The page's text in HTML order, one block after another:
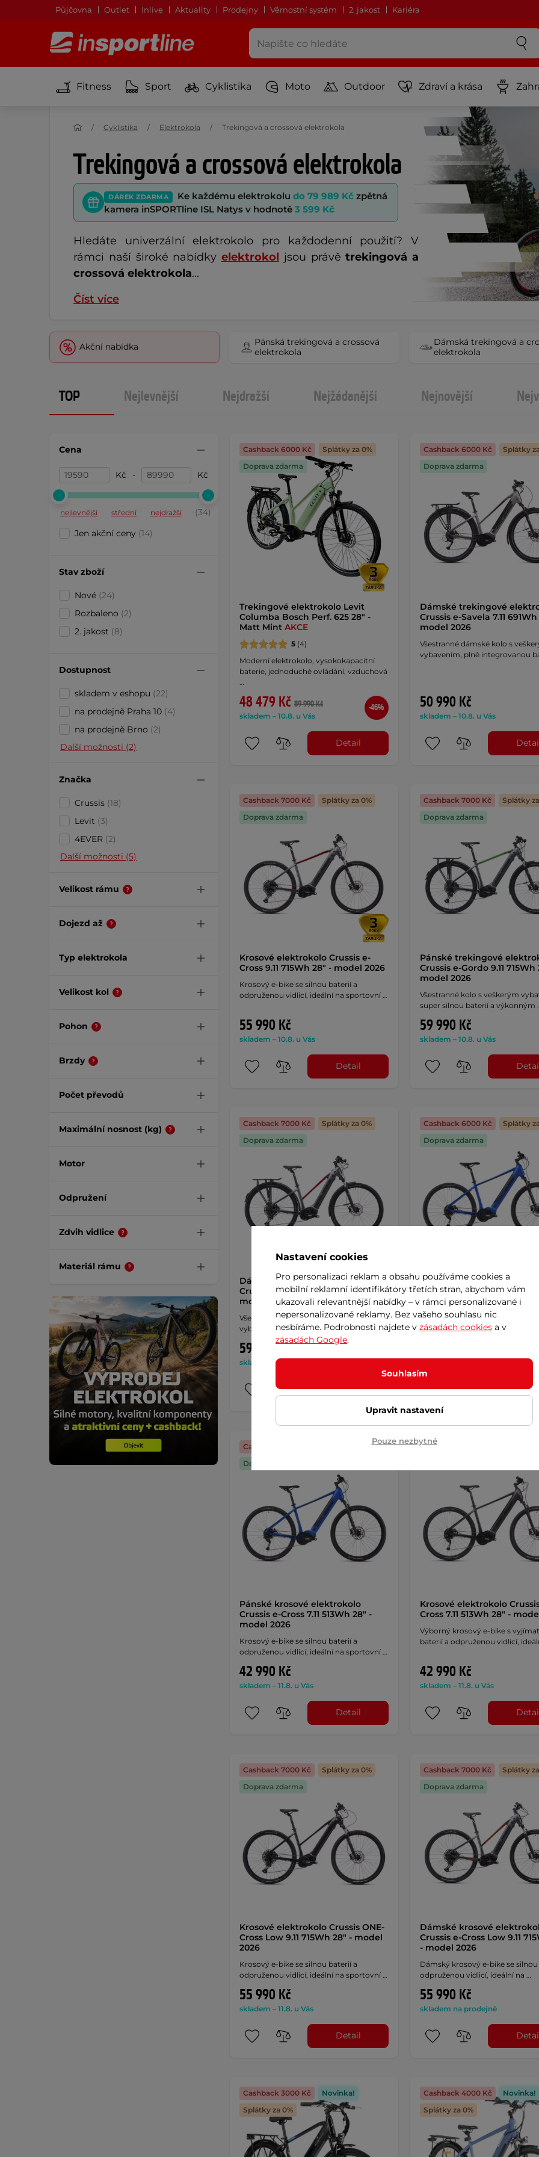
Půjčovna Outlet Inlive Aktuality Prodejny Věrnostní systém 2. jakost Kariéra
Fitness Sport Cyklistika Moto Outdoor Zdraví a krása
Trekingová a crossová elektrokola
DÁREK ZDARMA Ke každému elektrokolu do 79 989 Kč zpětná
kamera inSPORTline ISL Natys v hodnotě 3 599 Kč
Hledáte univerzální elektrokolo pro každodenní použití? V
rámci naší široké nabídky elektrokol jsou právě trekingová a
crossová elektrokola...
Číst více
Cyklistika Elektrokola Trekingová a crossová elektrokola
Akční nabídka
Pánská trekingová a crossová
elektrokola
Dámská trekingová a
elektrokola
TOP Nejlevnější Nejdražší Nejžádanější Nejnovější
Cena
Kč - Kč
nejlevnější střední nejdražší
(34)
Jen akční ceny (14)
Stav zboží
Nové (24)
Rozbaleno (2)
2. jakost (8)
Dostupnost
skladem v eshopu (22)
na prodejně Praha 10 (4)
na prodejně Brno (2)
Další možnosti (2)
Značka
Crussis (18)
Levit (3)
4EVER (2)
Další možnosti (5)
Velikost rámu
Dojezd až
Typ elektrokola
Velikost kol
Pohon
Brzdy
Počet převodů
Maximální nosnost (kg)
Motor
Odpružení
Zdvih vidlice
Materiál rámu
Cashback 6000 Kč
Splátky za 0%
Doprava zdarma
Trekingové elektrokolo Levit
Columba Bosch Perf. 625 28" -
Matt Mint AKCE
5 (4)
Moderní elektrokolo, vysokokapacitní
baterie, jednoduché ovládání, vzduchová
48 479 Kč 89 990 Kč
skladem – 10.8. u Vás
-46%
Detail
Cashback 6000 Kč
Splátky
Doprava zdarma
Dámské trekingové
Crussis e-Savela 7.11
model 2026
Všestranné dámské kolo s
vybavením, plně integrovanou
50 990 Kč
skladem – 10.8. u Vás
Cashback 7000 Kč
Splátky za 0%
Doprava zdarma
Krosové elektrokolo Crussis e-
Cross 9.11 715Wh 28" - model 2026
Krosový e-bike se silnou baterií a
odpruženou vidlicí, ideální na sportovní …
55 990 Kč
skladem – 10.8. u Vás
Detail
Cashback 7000 Kč
Splátky
Doprava zdarma
Pánské trekingové
Crussis e-Gordo 9.11 715Wh
model 2026
Všestranné kolo s veškerým
super silnou baterií a výkonným …
59 990 Kč
skladem – 10.8. u Vás
Cashback 7000 Kč
Splátky za 0%
Doprava zdarma
Dámské trekingové elektrokolo
Crussis e-Savela 9.11 715Wh 28" -
model 2026
Všestranné dámské kolo s veškerým
vybavením, plně integrovanou baterií a …
59 990 Kč
skladem – 11.8. u Vás
Detail
Cashback 6000 Kč
Splátky
Doprava zdarma
Pánské krosové elektrokolo
Crussis e-Cross 7.11 715Wh
model 2026
Výborný krosový e-bike s
baterií a odpruženou vidlicí,
Detail
Cashback 5000 Kč
Splátky za 0%
Doprava zdarma
Pánské krosové elektrokolo
Crussis e-Cross 7.11 513Wh 28" -
model 2026
Krosový e-bike se silnou baterií a
odpruženou vidlicí, ideální na sportovní …
42 990 Kč
skladem – 11.8. u Vás
Detail
Cashback 5000 Kč
Krosové elektrokolo
Cross 7.11 513Wh 28" -
Výborný krosový e-bike s
baterií a odpruženou vidlicí,
42 990 Kč
skladem – 11.8. u Vás
Cashback 7000 Kč
Splátky za 0%
Doprava zdarma
Krosové elektrokolo Crussis ONE-
Cross Low 9.11 715Wh 28" - model
2026
Krosový e-bike se silnou baterií a
odpruženou vidlicí, ideální na sportovní …
55 990 Kč
skladem – 11.8. u Vás
Detail
Cashback 7000 Kč
Splátky
Doprava zdarma
Dámské krosové
Crussis e-Cross Low 9.11
- model 2026
Dámský krosový e-bike se
odpruženou vidlicí, ideální na …
55 990 Kč
skladem na prodejně
Cashback 3000 Kč
Novinka!
Splátky za 0%
Cashback 4000 Kč
Novinka!
Splátky za 0%
Nastavení cookies
Pro personalizaci reklam a obsahu používáme cookies a
mobilní reklamní identifikátory třetích stran, abychom vám
ukazovali relevantnější nabídky – v rámci personalizované i
nepersonalizované reklamy. Bez vašeho souhlasu nic
nesbíráme. Podrobnosti najdete v zásadách cookies a v
zásadách Google.
Souhlasím
Upravit nastavení
Pouze nezbytné